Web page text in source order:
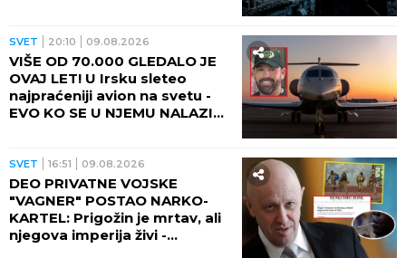
SVET 20:10 09.08.2026
VIŠE OD 70.000 GLEDALO JE
OVAJ LET! U Irsku sleteo
najpraćeniji avion na svetu -
EVO KO SE U NJEMU NALAZIO i
SVET 16:51 09.08.2026
DEO PRIVATNE VOJSKE
"VAGNER" POSTAO NARKO-
KARTEL: Prigožin je mrtav, ali
njegova imperija živi -